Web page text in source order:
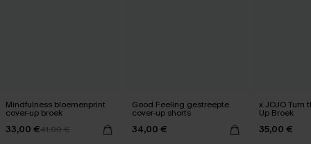
Mindfulness bloemenprint
cover-up broek
33,00 €41,00 €
Good Feeling gestreepte
cover-up shorts
34,00 €
x JOJO Turn
Up Broek
35,00 €